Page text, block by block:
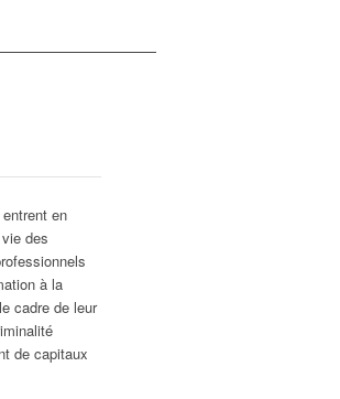
en
des
à la
cadre de leur
de capitaux